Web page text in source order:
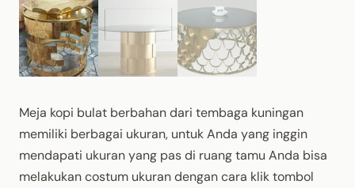
Meja kopi bulat berbahan dari tembaga kuningan
memiliki berbagai ukuran, untuk Anda yang inggin
mendapati ukuran yang pas di ruang tamu Anda bisa
melakukan costum ukuran dengan cara klik tombol